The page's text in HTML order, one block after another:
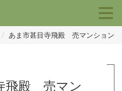
あま市甚目寺飛殿 売マンション
飛殿 売マン